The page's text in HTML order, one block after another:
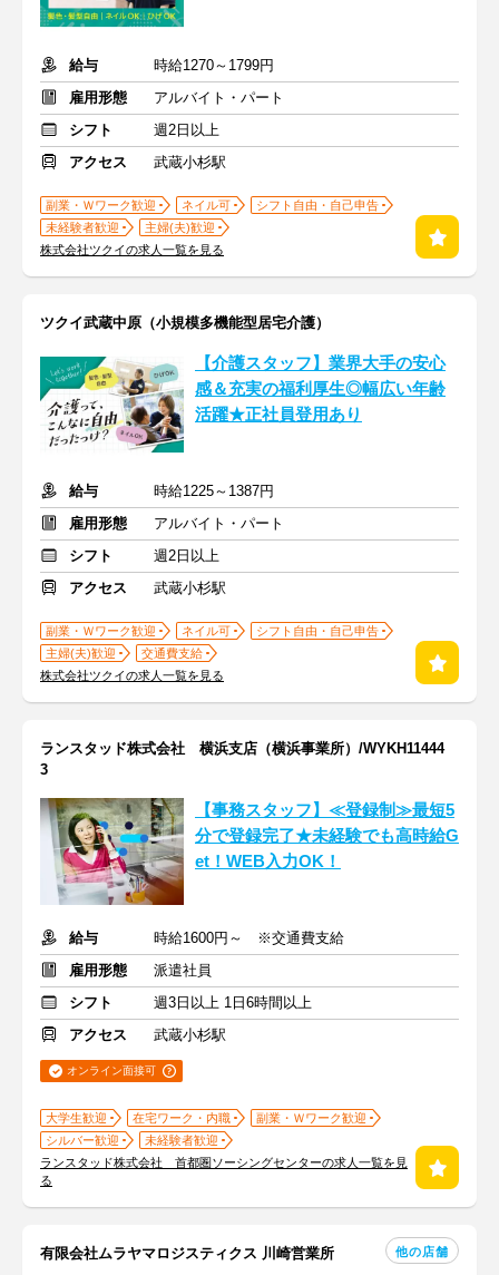
給与
時給1270～1799円
雇用形態
アルバイト・パート
シフト
週2日以上
アクセス
武蔵小杉駅
副業・Ｗワーク歓迎 ネイル可
シフト自由・自己申告
未経験者歓迎
主婦(夫)歓迎
株式会社ツクイの求人一覧を見る
ツクイ武蔵中原（小規模多機能型居宅介護）
【介護スタッフ】業界大手の安心
感＆充実の福利厚生◎幅広い年齢
活躍★正社員登用あり
給与
時給1225～1387円
雇用形態
アルバイト・パート
シフト
週2日以上
アクセス
武蔵小杉駅
副業・Ｗワーク歓迎 ネイル可
シフト自由・自己申告
主婦(夫)歓迎
交通費支給
株式会社ツクイの求人一覧を見る
ランスタッド株式会社 横浜支店（横浜事業所）/WYKH11444
3
【事務スタッフ】≪登録制≫最短5
分で登録完了★未経験でも高時給G
et！WEB入力OK！
給与
時給1600円～ ※交通費支給
雇用形態
派遣社員
シフト
週3日以上 1日6時間以上
アクセス
武蔵小杉駅
オンライン面接可
大学生歓迎 在宅ワーク・内職
副業・Ｗワーク歓迎
シルバー歓迎
未経験者歓迎
ランスタッド株式会社 首都圏ソーシングセンターの求人一覧を見
る
有限会社ムラヤマロジスティクス 川崎営業所 他の店舗